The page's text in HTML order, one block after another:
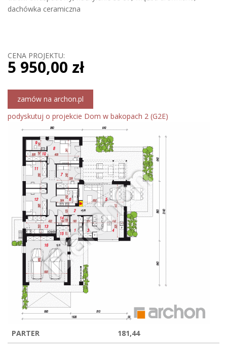
dachówka ceramiczna
CENA PROJEKTU:
5 950,00 zł
zamów na archon.pl
podyskutuj o projekcie Dom w bakopach 2 (G2E)
PARTER 181,44